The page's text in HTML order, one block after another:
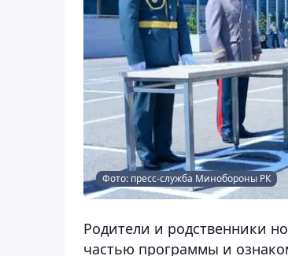
Фото: пресс-служба Минобороны РК
Родители и родственники
частью программы и